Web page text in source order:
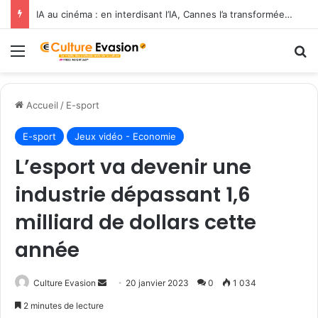
IA au cinéma : en interdisant l’IA, Cannes l’a transformée en label de luxe
Menu
Accueil / E-sport
E-sport Jeux vidéo - Economie
L’esport va devenir une
industrie dépassant 1,6
milliard de dollars cette
année
Culture Evasion 20 janvier 2023 0 1 034
2 minutes de lecture